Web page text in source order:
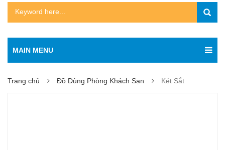
MAIN MENU
Trang chủ Đồ Dùng Phòng Khách Sạn Két Sắt